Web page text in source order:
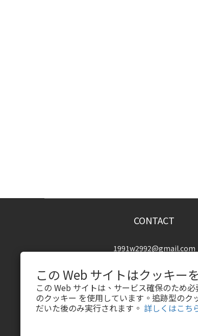
この Web サイトはクッキー
この Web サイトは、サービス確保のため
のクッキー を使用しています。追跡型のク
だいた後のみ実行されます。 詳しくはこち
CONTACT
1991w2992@gmail.com